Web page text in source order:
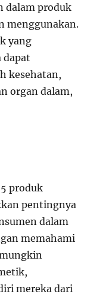
dalam produk
menggunakan.
yang
dapat
kesehatan,
organ dalam,
produk
pentingnya
dalam
memahami
mereka dari